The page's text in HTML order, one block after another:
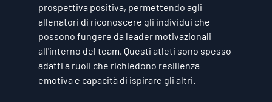
prospettiva positiva, permettendo agli
allenatori di riconoscere gli individui che
possono fungere da leader motivazionali
all'interno del team. Questi atleti sono spesso
adatti a ruoli che richiedono resilienza
emotiva e capacità di ispirare gli altri.